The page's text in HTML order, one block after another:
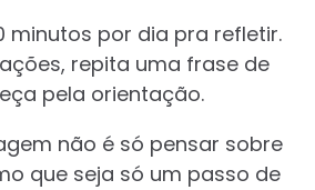
minutos por dia pra refletir.
repita uma frase de
pela orientação.
não é só pensar sobre
que seja só um passo de